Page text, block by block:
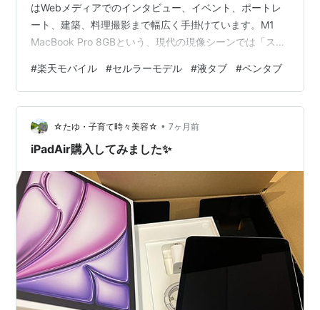
はWebメディアでのインタビュー、イベント、ポートレ
ート、建築、料理撮影まで幅広く手掛けています。M1
MacBook Pro 8GBという、現代の現像シーンでは「スペ
「ガンダム」に変えるのが仕事です。 「あ、ピント……
きてますね（たぶん）」——その沈黙、いつまで続けま
すか？ クライアントと肩を並べ、カメラの小さな3イン
チ液晶をしかめっ面で覗き込む。あの「気まずい沈黙」
と「不安な時間」を、いつまで続けますか？ 先日、コス
#楽天モバイル #セルラーモデル #液タブ #ペンタブ
☆たゆ・子育て時々美容☆ • 7ヶ月前
iPadAir購入してみました✨